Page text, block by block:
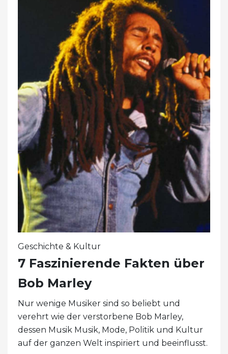
Geschichte & Kultur
7 Faszinierende Fakten über
Bob Marley
Nur wenige Musiker sind so beliebt und
verehrt wie der verstorbene Bob Marley,
dessen Musik Musik, Mode, Politik und Kultur
auf der ganzen Welt inspiriert und beeinflusst.